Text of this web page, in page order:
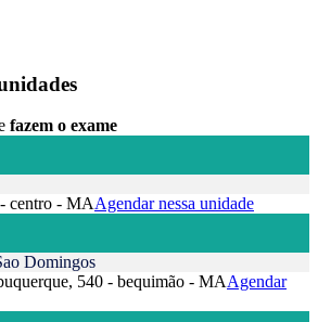
fazem o exame
centro - MAAgendar nessa unidade
Domingos
540 - bequimão - MAAgendar